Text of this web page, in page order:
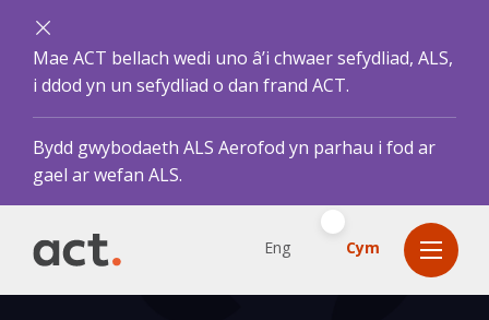
Mae ACT bellach wedi uno â’i chwaer sefydliad, ALS,
i ddod yn un sefydliad o dan frand ACT.
Bydd gwybodaeth ALS Aerofod yn parhau i fod ar
gael ar wefan ALS.
Eng Cym